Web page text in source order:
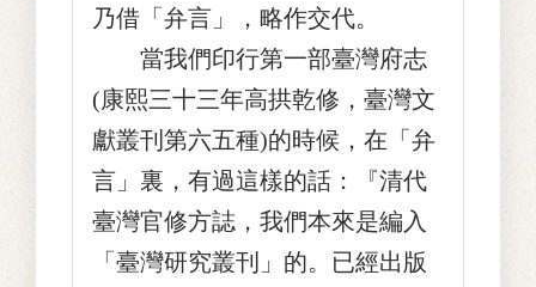
乃借「弁言」，略作交代。
當我們印行第一部臺灣府志
(康熙三十三年高拱乾修，臺灣文
獻叢刊第六五種)的時候，在「弁
言」裏，有過這樣的話：『清代
臺灣官修方誌，我們本來是編入
「臺灣研究叢刊」的。已經出版